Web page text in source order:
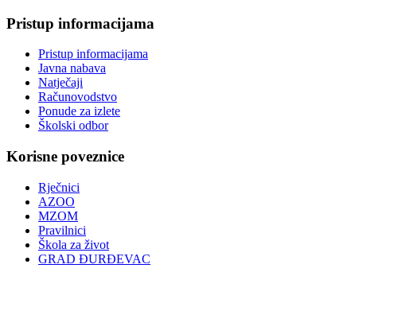
Pristup informacijama
Pristup informacijama
Javna nabava
Natječaji
Računovodstvo
Ponude za izlete
Školski odbor
Korisne poveznice
Rječnici
AZOO
MZOM
Pravilnici
Škola za život
GRAD ĐURĐEVAC